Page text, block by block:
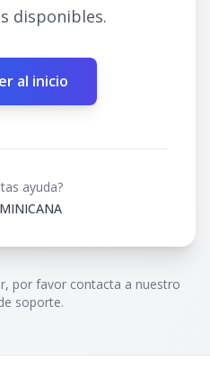
disponibles.
al inicio
ayuda?
por favor contacta a nuestro
soporte.